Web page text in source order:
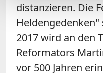
distanzieren. Die
2017 wird an den
Reformators
vor 500 Jahren